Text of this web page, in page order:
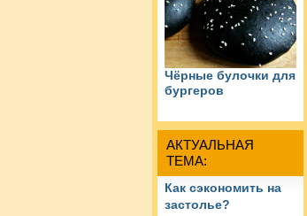
Чёрные булочки для
бургеров
АКТУАЛЬНАЯ
ТЕМА:
Как сэкономить на
застолье?